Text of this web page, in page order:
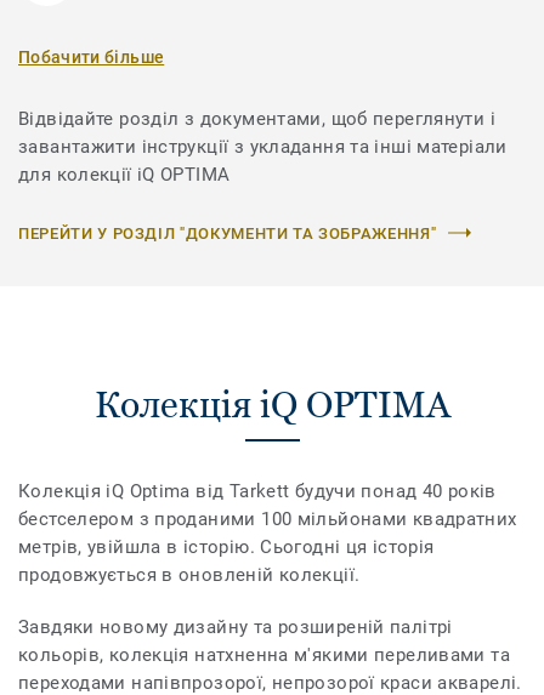
Побачити більше
Відвідайте розділ з документами, щоб переглянути і
завантажити інструкції з укладання та інші матеріали
для колекції iQ OPTIMA
ПЕРЕЙТИ У РОЗДІЛ "ДОКУМЕНТИ ТА ЗОБРАЖЕННЯ"
Колекція iQ OPTIMA
Колекція iQ Optima від Tarkett будучи понад 40 років
бестселером з проданими 100 мільйонами квадратних
метрів, увійшла в історію. Сьогодні ця історія
продовжується в оновленій колекції.
Завдяки новому дизайну та розширеній палітрі
кольорів, колекція натхненна м'якими переливами та
переходами напівпрозорої, непрозорої краси акварелі.